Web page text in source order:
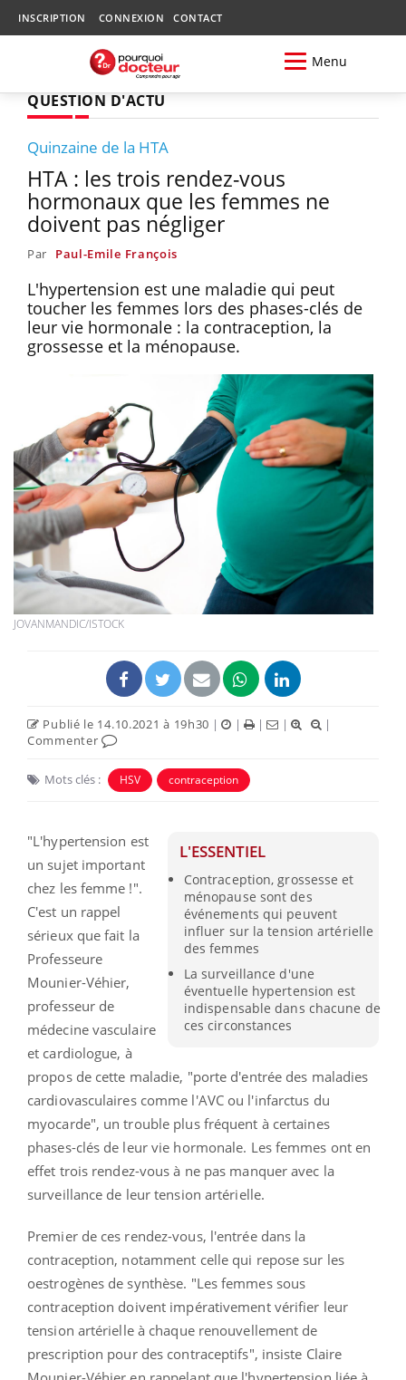
INSCRIPTION CONNEXION CONTACT
Menu
QUESTION D'ACTU
Quinzaine de la HTA
HTA : les trois rendez-vous
hormonaux que les femmes ne
doivent pas négliger
Par Paul-Emile François
L'hypertension est une maladie qui peut
toucher les femmes lors des phases-clés de
leur vie hormonale : la contraception, la
grossesse et la ménopause.
JOVANMANDIC/ISTOCK
Publié le 14.10.2021 à 19h30 | | | |
|
Commenter
Mots clés : HSV contraception
L'ESSENTIEL
Contraception, grossesse et
ménopause sont des
événements qui peuvent
influer sur la tension artérielle
des femmes
La surveillance d'une
éventuelle hypertension est
indispensable dans chacune de
ces circonstances
"L'hypertension est
un sujet important
chez les femme !".
C'est un rappel
sérieux que fait la
Professeure
Mounier-Véhier,
professeur de
médecine vasculaire
et cardiologue, à
propos de cette maladie, "porte d'entrée des maladies
cardiovasculaires comme l'AVC ou l'infarctus du
myocarde", un trouble plus fréquent à certaines
phases-clés de leur vie hormonale. Les femmes ont en
effet trois rendez-vous à ne pas manquer avec la
surveillance de leur tension artérielle.
Premier de ces rendez-vous, l'entrée dans la
contraception, notamment celle qui repose sur les
oestrogènes de synthèse. "Les femmes sous
contraception doivent impérativement vérifier leur
tension artérielle à chaque renouvellement de
prescription pour des contraceptifs", insiste Claire